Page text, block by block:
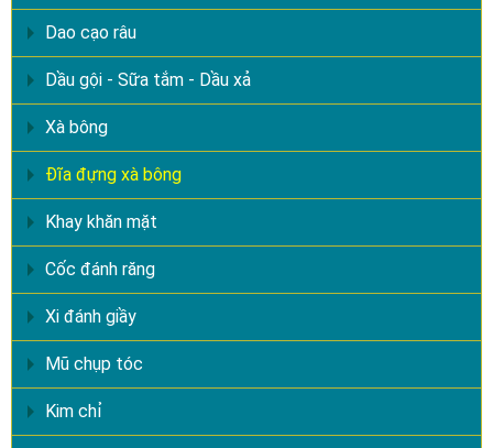
Dao cạo râu
Dầu gội - Sữa tắm - Dầu xả
Xà bông
Đĩa đựng xà bông
Khay khăn mặt
Cốc đánh răng
Xi đánh giầy
Mũ chụp tóc
Kim chỉ